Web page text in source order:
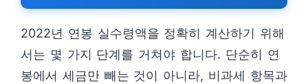
2022년 연봉 실수령액을 정확히 계산하기 위해
서는 몇 가지 단계를 거쳐야 합니다. 단순히 연
봉에서 세금만 빼는 것이 아니라, 비과세 항목과